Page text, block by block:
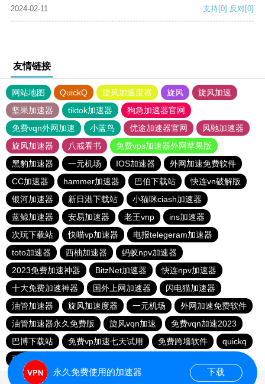
2024-02-11 支持[0] 反对[0]
友情链接
网站地图 QuickQ 旋风加速度器 旋风
旋风加速
坚果加速器
tiktok加速器
狗急加速器官网
免费vqn外网加速
小蓝鸟 优途加速器官网
风驰加速器
旋风加速器
八戒看书
免费vps加速器外网苹果版
黑豹加速器
一元机场 IOS加速器
外网加速免费软件
CC加速器
hammer加速器 巴伯下载站
快连vn破解版
银河加速器
新日港下载站
小猫咪ciash加速器
蓝鲸加速器
安易加速器 老王vnp
ins加速器
次玩下载站
快喵vp加速器
电报telegeram加速器
toto加速器
西柚加速器
蚂蚁npv加速器
2023免费加速神器
BitzNet加速器
快连npv加速器
十大免费加速神器
国外上网加速器
闪电猫加速器
油管加速器
旋风加速度器 一元机场
外网加速免费软件
油管加速器永久免费版
旋风vqn加速
免费vqn加速2023
巴博下载站
免费vp加速七天试用 免费跨墙软件
quickq
西柚加速器
永久免费使用的加速器 下载